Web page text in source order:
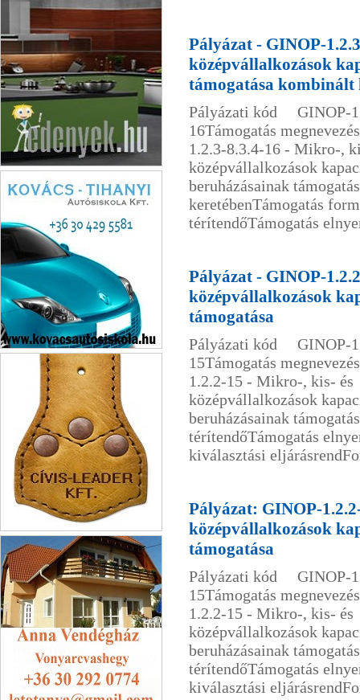
Edények.hu
Kovács-Tihanyi Autósiskola
Cívis Leader
Pályázat - GINOP-
középvállalkozások
támogatása kombinált
Pályázati kód GINOP-
16Támogatás
1.2.3-8.3.4-16 - Mikro-,
középvállalkozások
beruházásainak
keretébenTámogatás
térítendőTámogatás
Pályázat - GINOP-
középvállalkozások
támogatása
Pályázati kód GINOP-
15Támogatás
1.2.2-15 - Mikro-, kis- és
középvállalkozások
beruházásainak
térítendőTámogatás
kiválasztási
Pályázat: GINOP-
középvállalkozások
támogatása
Pályázati kód GINOP-
15Támogatás
1.2.2-15 - Mikro-, kis- és
középvállalkozások
beruházásainak
térítendőTámogatás
kiválasztási